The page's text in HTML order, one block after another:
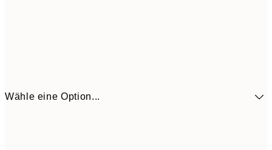
Wähle eine Option...